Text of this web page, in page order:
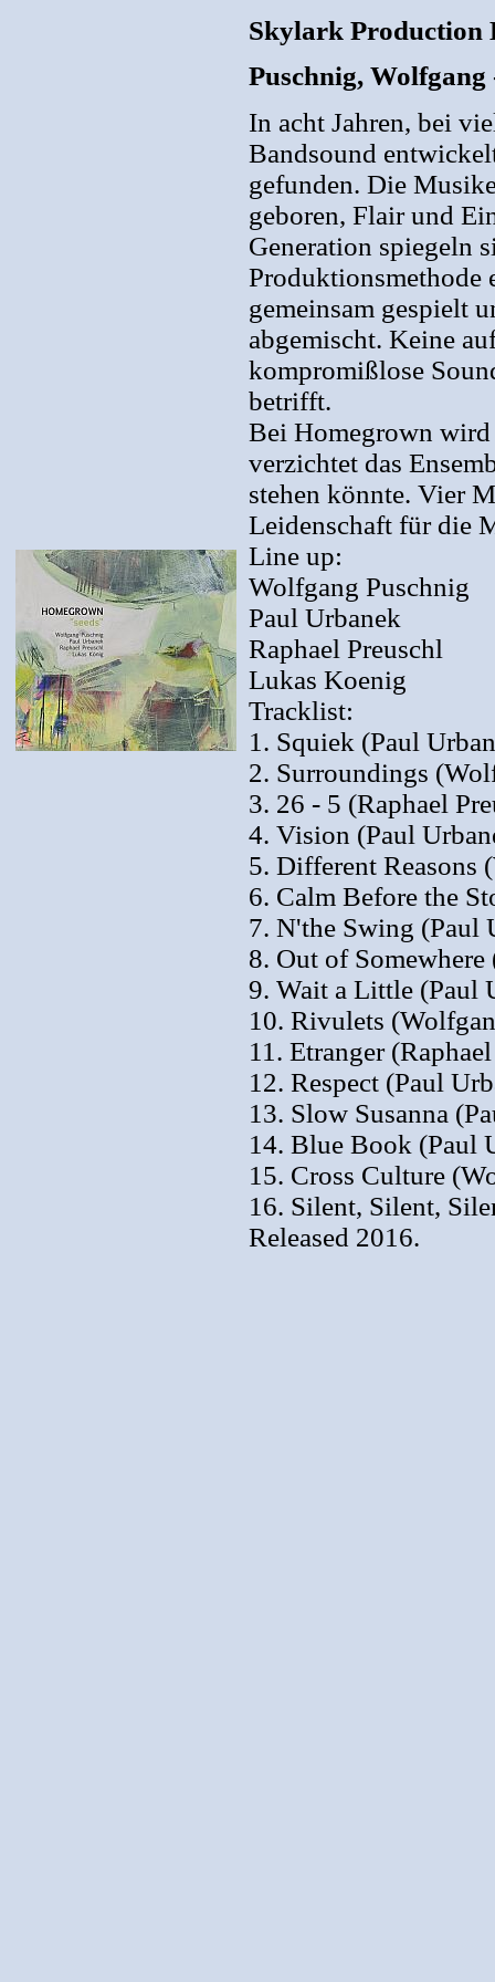
Skylark Production
Puschnig, Wolfgang
In acht Jahren, bei
Bandsound
gefunden. Die
geboren, Flair und
Generation spiegeln
Produktionsmethode
gemeinsam gespielt
abgemischt. Keine
kompromißlose
betrifft.
Bei Homegrown
verzichtet das
stehen könnte. Vier
Leidenschaft für die
Line up:
Wolfgang Puschnig
Paul Urbanek
Raphael Preuschl
Lukas Koenig
Tracklist:
1. Squiek (Paul
2. Surroundings
3. 26 - 5 (Raphael
4. Vision (Paul
5. Different Reasons
6. Calm Before the
7. N'the Swing (Paul
8. Out of
9. Wait a Little (Paul
10. Rivulets
11. Etranger
12. Respect (Paul
13. Slow Susanna
14. Blue Book (Paul
15. Cross Culture
16. Silent, Silent,
Released 2016.